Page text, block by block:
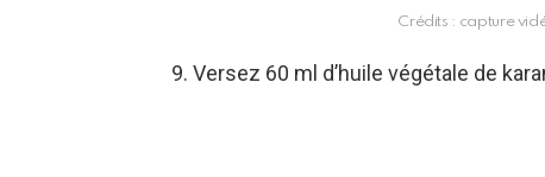
Crédits : capture
9. Versez 60 ml d’huile végétale de